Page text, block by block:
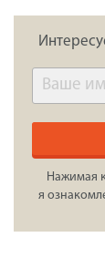
Нажимая
я